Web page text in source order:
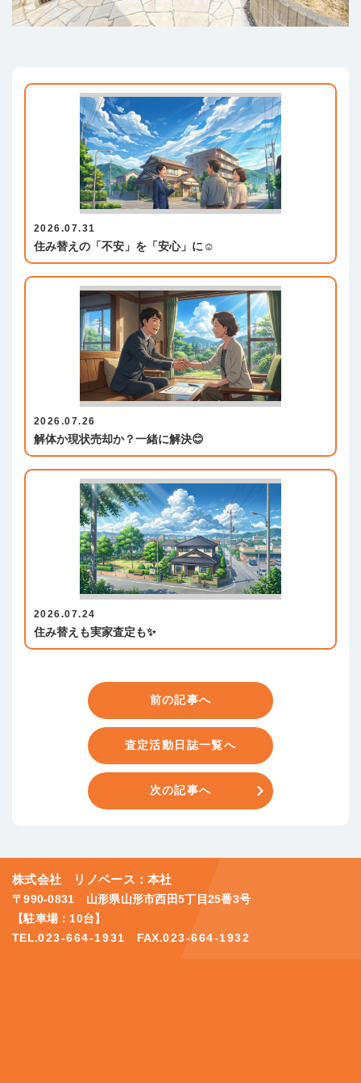
2026.07.31
住み替えの「不安」を「安心」に☺️
2026.07.26
解体か現状売却か？一緒に解決😊
2026.07.24
住み替えも実家査定も✨
前の記事へ
査定活動日誌一覧へ
次の記事へ
株式会社 リノベース：本社
〒990-0831 山形県山形市西田5丁目25番3号
【駐車場：10台】
TEL.023-664-1931 FAX.023-664-1932